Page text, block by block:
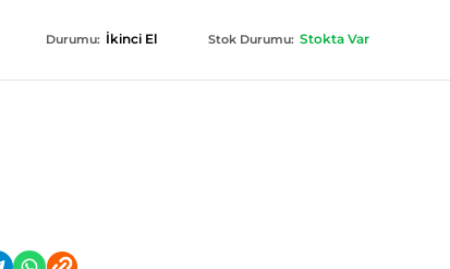
Durumu: İkinci El Stok Durumu: Stokta Var